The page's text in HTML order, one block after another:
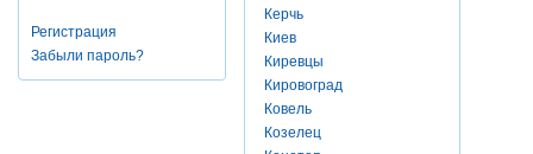
Регистрация
Забыли пароль?
Керчь
Киев
Киревцы
Кировоград
Ковель
Козелец